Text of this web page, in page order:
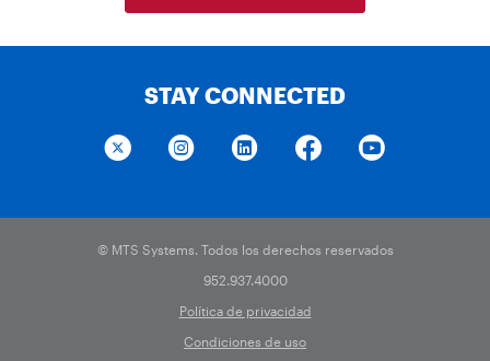
STAY CONNECTED
© MTS Systems. Todos los derechos reservados
952.937.4000
Política de privacidad
Condiciones de uso